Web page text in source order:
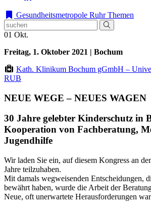
Gesundheitsmetropole Ruhr Themen
01 Okt.
Freitag, 1. Oktober 2021 | Bochum
Kath. Klinikum Bochum gGmbH –
RUB
NEUE WEGE – NEUES WAGEN
30 Jahre gelebter Kinderschutz in
Kooperation von Fachberatung,
Jugendhilfe
Wir laden Sie ein, auf diesem Kongress an
Jahre teilzuhaben.
Mit damals wegweisenden Entscheidungen,
bewährt haben, wurde die Arbeit der
Neue, oft unerwartete Herausforderungen